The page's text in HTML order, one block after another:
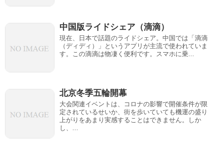
中国版ライドシェア（滴滴）
現在、日本で話題のライドシェア。中国では「滴滴
（ディディ）」というアプリが主流で使われていま
す。この滴滴は物凄く便利です。スマホに乗...
北京冬季五輪開幕
大会関連イベントは、コロナの影響で開催条件が限
定されているせいか、街を歩いていても機運の盛り
上がりをあまり実感することはできません。しか
し、...